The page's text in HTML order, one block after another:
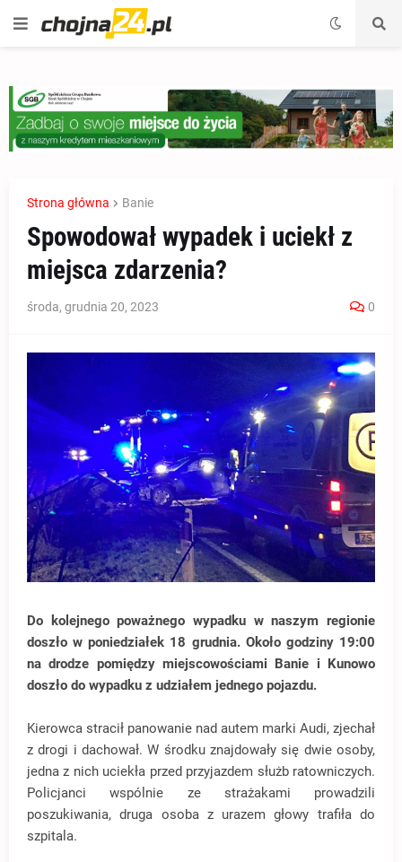
Strona główna Banie
Spowodował wypadek i uciekł z
miejsca zdarzenia?
środa, grudnia 20, 2023 0
Do kolejnego poważnego wypadku w naszym regionie
doszło w poniedziałek 18 grudnia. Około godziny 19:00
na drodze pomiędzy miejscowościami Banie i Kunowo
doszło do wypadku z udziałem jednego pojazdu.
Kierowca stracił panowanie nad autem marki Audi, zjechał
z drogi i dachował. W środku znajdowały się dwie osoby,
jedna z nich uciekła przed przyjazdem służb ratowniczych.
Policjanci wspólnie ze strażakami prowadzili
poszukiwania, druga osoba z urazem głowy trafiła do
szpitala.